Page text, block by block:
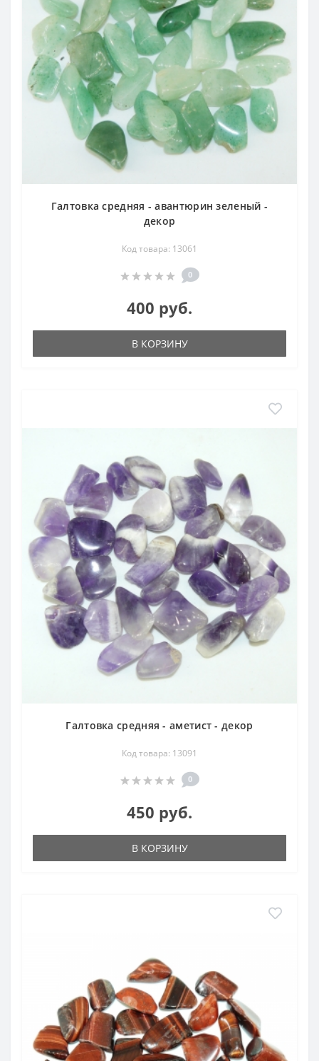
Галтовка средняя - авантюрин зеленый -
декор
Код товара: 13061
0
400 руб.
В КОРЗИНУ
Галтовка средняя - аметист - декор
Код товара: 13091
0
450 руб.
В КОРЗИНУ